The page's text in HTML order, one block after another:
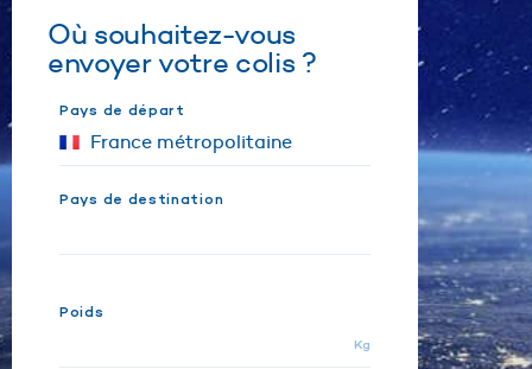
Où souhaitez-vous
envoyer votre colis ?
Pays de départ
Pays de destination
Poids
Kg